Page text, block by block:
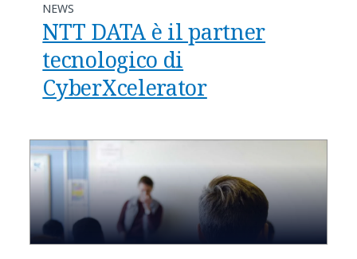
NEWS
NTT DATA è il partner
tecnologico di
CyberXcelerator